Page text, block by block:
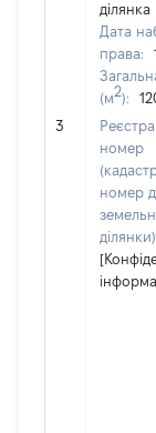
3
ділянка
Дата
права:
(м2):
номер
номер